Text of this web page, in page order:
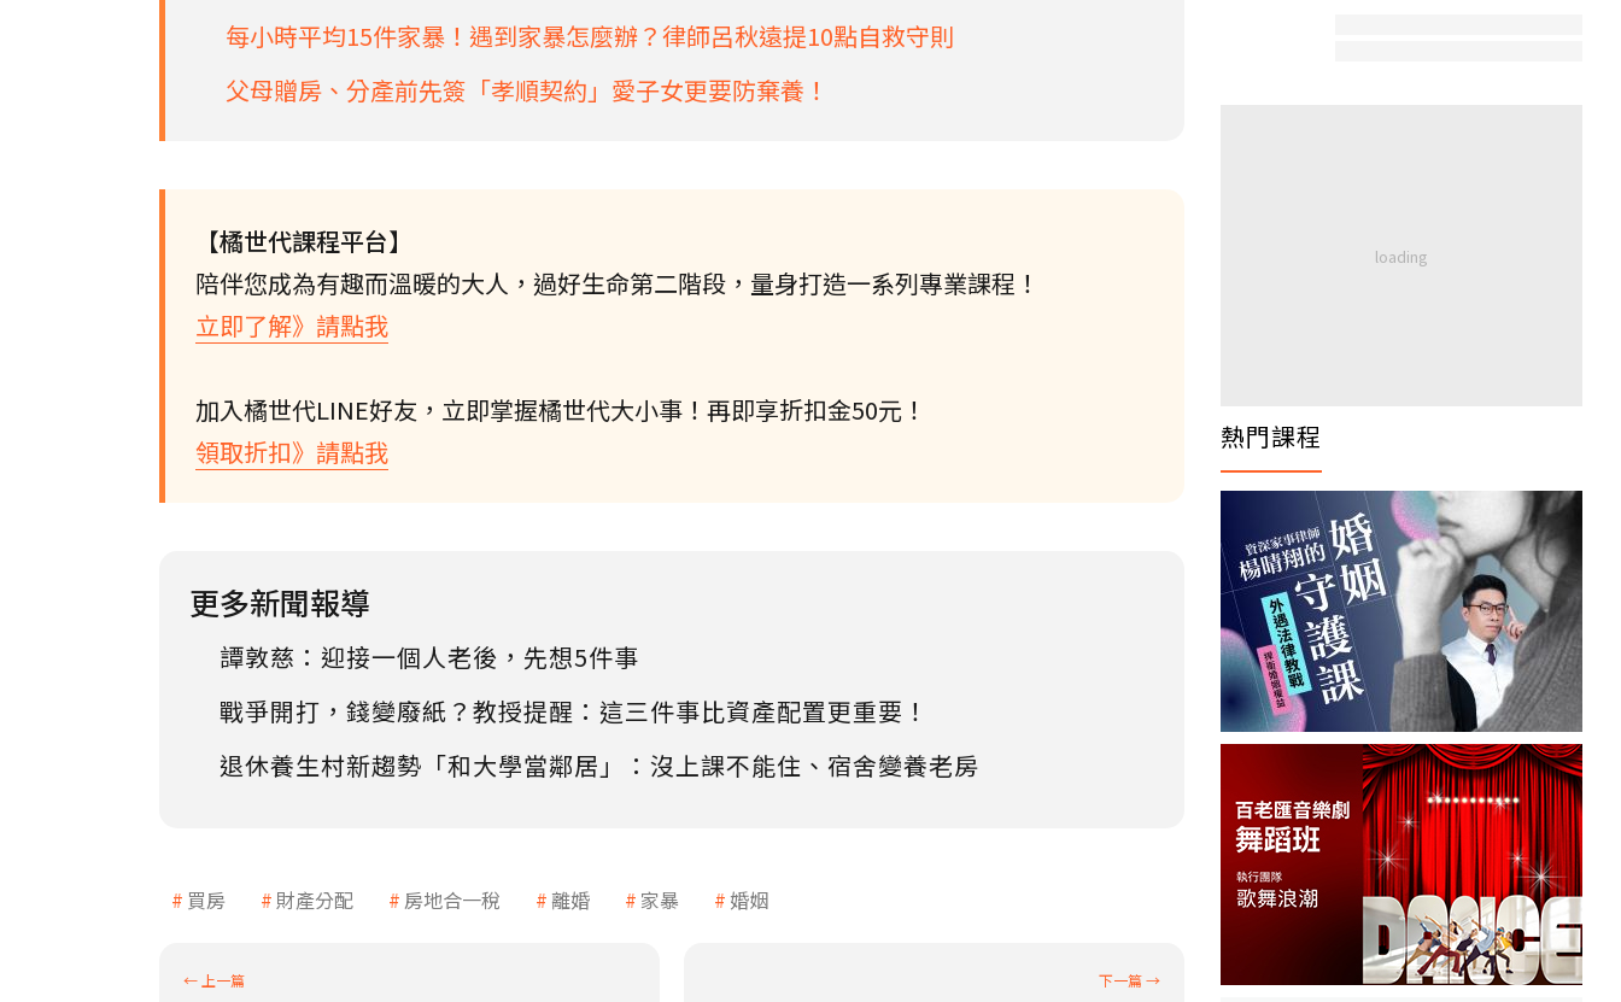
每小時平均15件家暴！遇到家暴怎麼辦？律師呂秋遠提10點自救守則
父母贈房、分產前先簽「孝順契約」愛子女更要防棄養！
【橘世代課程平台】
陪伴您成為有趣而溫暖的大人，過好生命第二階段，量身打造一系列專業課程！
立即了解》請點我
加入橘世代LINE好友，立即掌握橘世代大小事！再即享折扣金50元！
領取折扣》請點我
更多新聞報導
譚敦慈：迎接一個人老後，先想5件事
戰爭開打，錢變廢紙？教授提醒：這三件事比資產配置更重要！
退休養生村新趨勢「和大學當鄰居」：沒上課不能住、宿舍變養老房
買房 財產分配 房地合一稅 離婚 家暴 婚姻
熱門課程